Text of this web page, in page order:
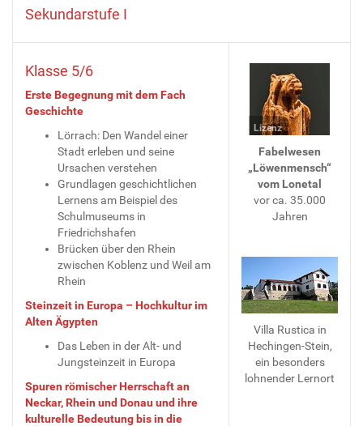
Sekundarstufe I
Klasse 5/6
Erste Begegnung mit dem Fach
Geschichte
Lörrach: Den Wandel einer
Stadt erleben und seine
Ursachen verstehen
Grundlagen geschichtlichen
Lernens am Beispiel des
Schulmuseums in
Friedrichshafen
Brücken über den Rhein
zwischen Koblenz und Weil am
Rhein
Steinzeit in Europa – Hochkultur im
Alten Ägypten
Das Leben in der Alt- und
Jungsteinzeit in Europa
Spuren römischer Herrschaft an
Neckar, Rhein und Donau und ihre
kulturelle Bedeutung bis in die
Lizenz
Fabelwesen
„Löwenmensch“
vom Lonetal
vor ca. 35.000
Jahren
Villa Rustica in
Hechingen-Stein,
ein besonders
lohnender Lernort